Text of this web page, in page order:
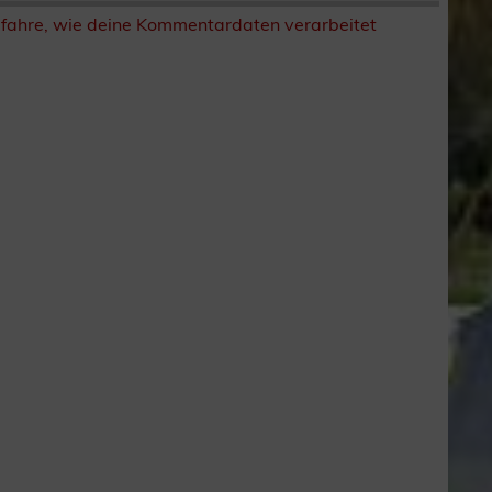
wie deine Kommentardaten verarbeitet